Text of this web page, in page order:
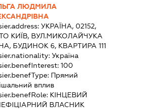
ЛЮДМИЛА
УКРАЇНА, 02152,
КИЇВ, ВУЛ.МИКОЛАЙЧУКА
БУДИНОК 6, КВАРТИРА 111
Україна
100
Прямий
вплив
КІНЦЕВИЙ
ВЛАСНИК